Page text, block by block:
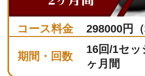
コース料金 298000円（
期間・回数
16回/1セ
ヶ月間